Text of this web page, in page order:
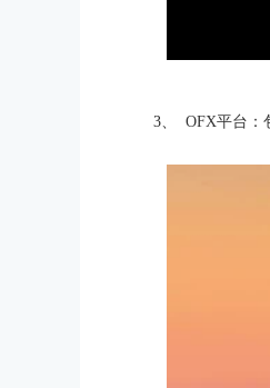
3、 OFX平台：